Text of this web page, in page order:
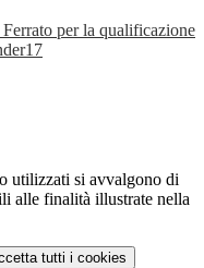
per la qualificazione
utilizzati si avvalgono di
alle finalità illustrate nella
tutti i cookies